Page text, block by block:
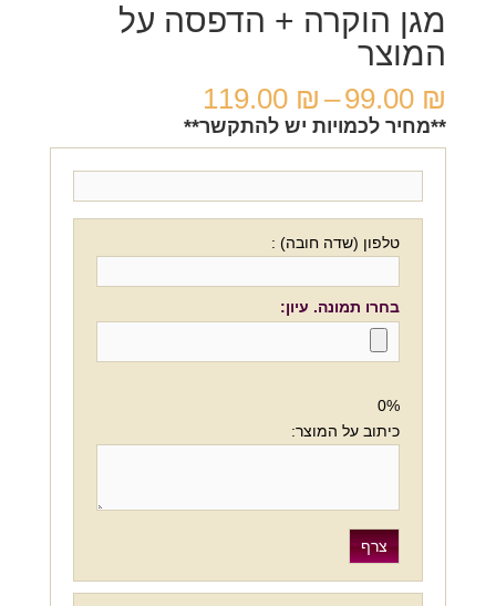
מגן הוקרה + הדפסה על
המוצר
99.00 ₪
–
119.00 ₪
מחירים:
⁦99.00 ₪⁩
עד
⁦119.00 ₪⁩
**מחיר לכמויות יש להתקשר**
טלפון (שדה חובה) :
בחרו תמונה. עיון:
0%
כיתוב על המוצר: